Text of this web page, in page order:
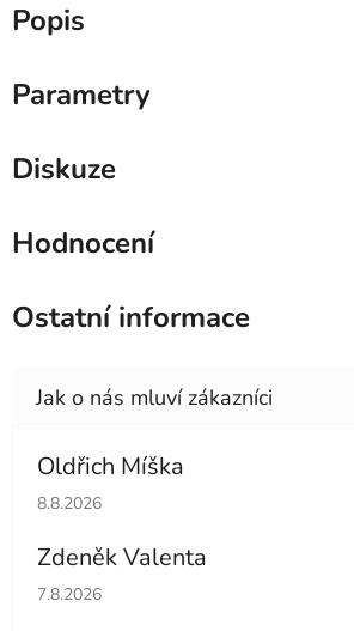
Popis
Parametry
Diskuze
Hodnocení
Ostatní informace
Oldřich Míška
Hodnocení obchodu je 5 z 5 hvězdiček.
8.8.2026
Zdeněk Valenta
Hodnocení obchodu je 5 z 5 hvězdiček.
7.8.2026